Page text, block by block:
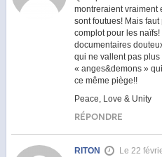
montreraient vraiment
sont foutues! Mais
complot pour les
documentaires
qui ne vallent pas
« anges&demons »
ce même piège!!
Peace, Love & Unity
RÉPONDRE
RITON
Le 22